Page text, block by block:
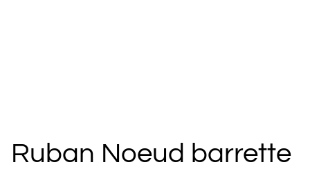
Ruban Noeud barrette